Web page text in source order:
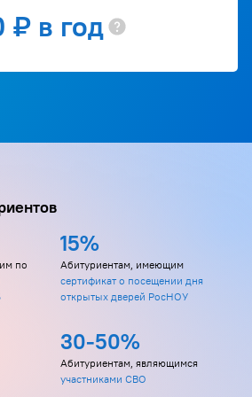
в год
по
15%
Абитуриентам, имеющим
сертификат о посещении дня
открытых дверей РосНОУ
30-50%
Абитуриентам, являющимся
участниками СВО